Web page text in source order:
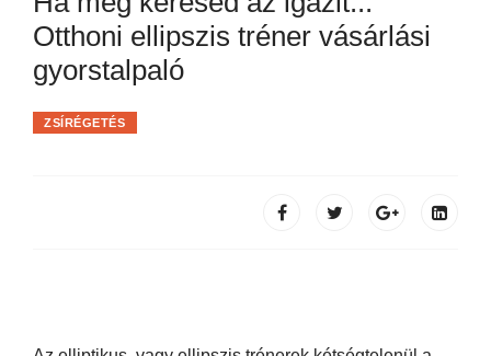
Otthoni ellipszis tréner vásárlási
gyorstalpaló
ZSÍRÉGETÉS